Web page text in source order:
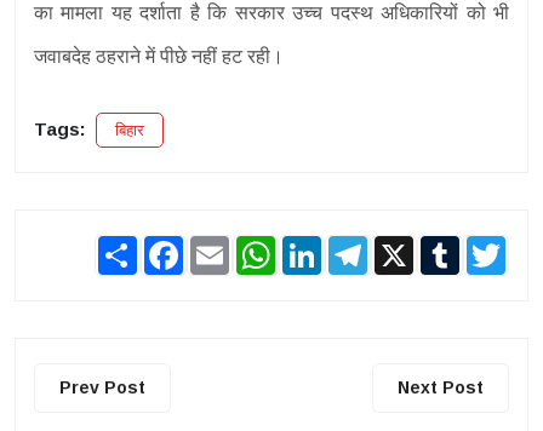
का मामला यह दर्शाता है कि सरकार उच्च पदस्थ अधिकारियों को भी
जवाबदेह ठहराने में पीछे नहीं हट रही।
Tags: बिहार
Share Facebook
Email WhatsAppLinkedInTelegram
X Tumblr
Prev Post Next Post